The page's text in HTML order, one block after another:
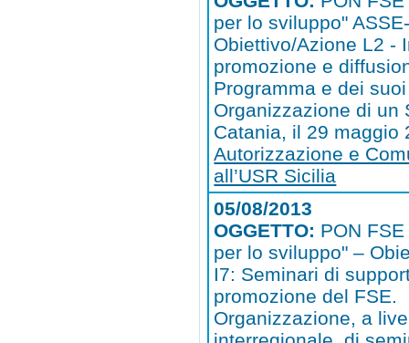
per lo sviluppo"
Obiettivo/Azione L2 -
promozione e
Programma e dei
Organizzazione di un
Catania, il 29 maggio
Autorizzazione e
all’USR Sicilia
05/08/2013
OGGETTO: PON
per lo sviluppo" –
I7: Seminari di
promozione del FSE.
Organizzazione, a